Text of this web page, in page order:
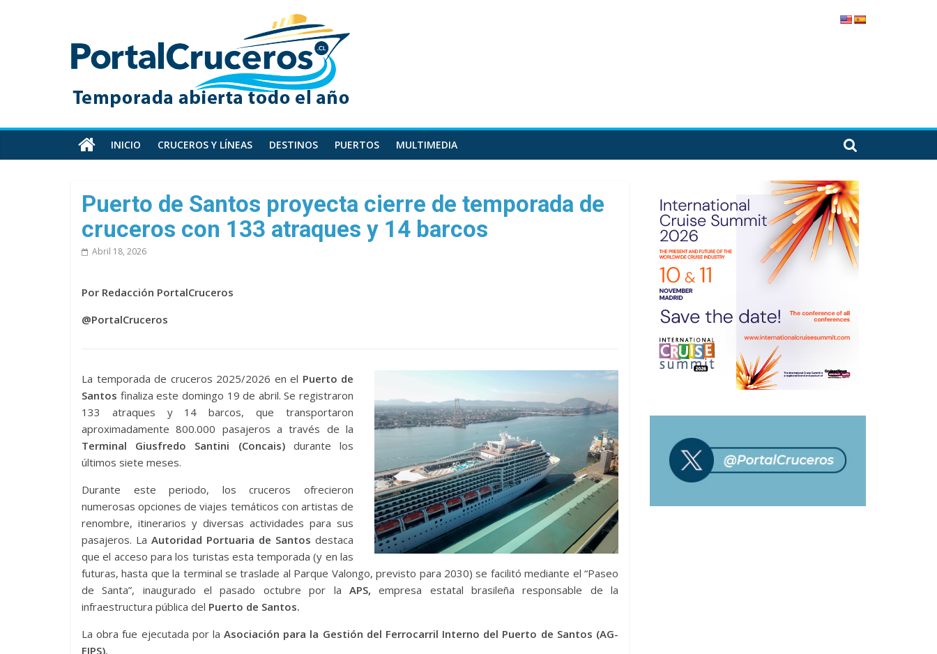
PortalCruceros
Toda
información
cruceros
en
un
sitio
INICIO CRUCEROS Y LÍNEAS DESTINOS PUERTOS MULTIMEDIA
Puerto de Santos proyecta cierre de temporada de
cruceros con 133 atraques y 14 barcos
Abril 18, 2026
Por Redacción PortalCruceros
@PortalCruceros
La temporada de cruceros 2025/2026 en el Puerto de
Santos finaliza este domingo 19 de abril. Se registraron
133 atraques y 14 barcos, que transportaron
aproximadamente 800.000 pasajeros a través de la
Terminal Giusfredo Santini (Concais)durante los
últimos siete meses.
Durante este periodo, los cruceros ofrecieron
numerosas opciones de viajes temáticos con artistas de
renombre, itinerarios y diversas actividades para sus
pasajeros. La Autoridad Portuaria de Santos destaca
que el acceso para los turistas esta temporada (y en las
futuras, hasta que la terminal se traslade al Parque Valongo, previsto para 2030) se facilitó mediante el “Paseo
de Santa”, inaugurado el pasado octubre por la APS, empresa estatal brasileña responsable de la
infraestructura pública del Puerto de Santos.
La obra fue ejecutada por laAsociación para la Gestión del Ferrocarril Interno del Puerto de Santos (AG-
FIPS).